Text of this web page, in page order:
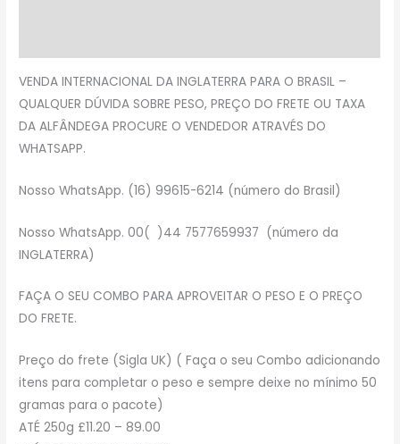
VENDA INTERNACIONAL DA INGLATERRA PARA O BRASIL –
QUALQUER DÚVIDA SOBRE PESO, PREÇO DO FRETE OU TAXA
DA ALFÂNDEGA PROCURE O VENDEDOR ATRAVÉS DO
WHATSAPP.
Nosso WhatsApp. (16) 99615-6214 (número do Brasil)
Nosso WhatsApp. 00( )44 7577659937 (número da
INGLATERRA)
FAÇA O SEU COMBO PARA APROVEITAR O PESO E O PREÇO
DO FRETE.
Preço do frete (Sigla UK) ( Faça o seu Combo adicionando
itens para completar o peso e sempre deixe no mínimo 50
gramas para o pacote)
ATÉ 250g £11.20 – 89.00